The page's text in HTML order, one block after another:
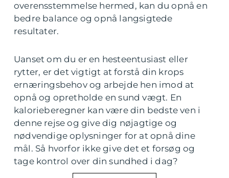
overensstemmelse hermed, kan du opnå en
bedre balance og opnå langsigtede
resultater.
Uanset om du er en hesteentusiast eller
rytter, er det vigtigt at forstå din krops
ernæringsbehov og arbejde hen imod at
opnå og opretholde en sund vægt. En
kalorieberegner kan være din bedste ven i
denne rejse og give dig nøjagtige og
nødvendige oplysninger for at opnå dine
mål. Så hvorfor ikke give det et forsøg og
tage kontrol over din sundhed i dag?